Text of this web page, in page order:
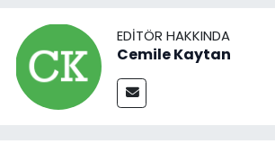
EDITÖR HAKKINDA
Cemile Kaytan